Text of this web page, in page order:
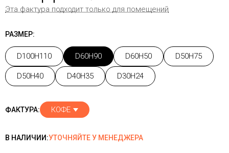
Эта фактура подходит только для помещений
РАЗМЕР:
D100H110 D60H90 D60H50 D50H75
D50H40 D40H35 D30H24
ФАКТУРА: КОФЕ
В НАЛИЧИИ:УТОЧНЯЙТЕ У МЕНЕДЖЕРА